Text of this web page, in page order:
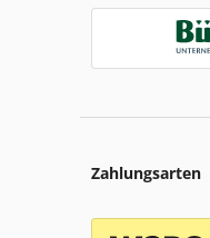
Zahlungsarten